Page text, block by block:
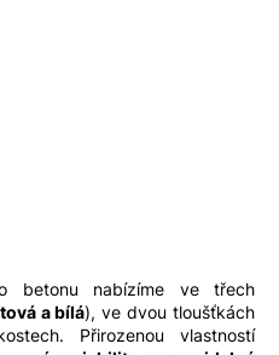
betonu nabízíme ve třech
a bílá), ve dvou tloušťkách
Přirozenou vlastností